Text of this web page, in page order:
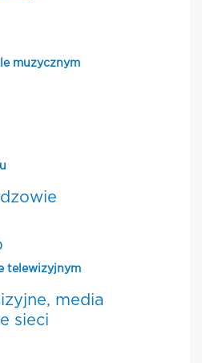
muzycznym
telewizyjnym
media
sieci